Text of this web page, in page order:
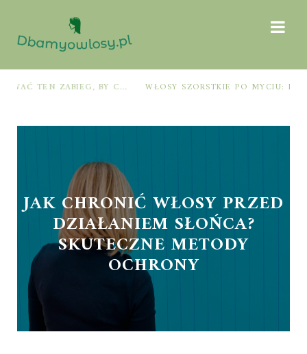
WŁOSY SZORSTKIE PO MYCIU: PRZYCZYNY I SPRAWDZONE SPOSOBY NA ODZYSKANIE MIĘKKOŚCI I BLASKU
JAK CHRONIĆ WŁOSY PRZED
DZIAŁANIEM SŁOŃCA?
SKUTECZNE METODY
OCHRONY